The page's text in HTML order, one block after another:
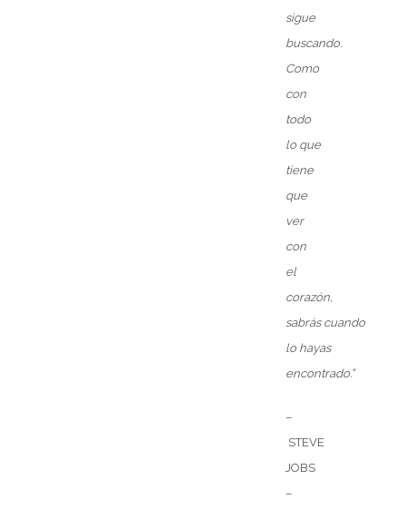
sigue
buscando.
Como
con
todo
lo que
tiene
que
ver
con
el
corazón,
sabrás cuando
lo hayas
encontrado.”
–
STEVE
JOBS
–